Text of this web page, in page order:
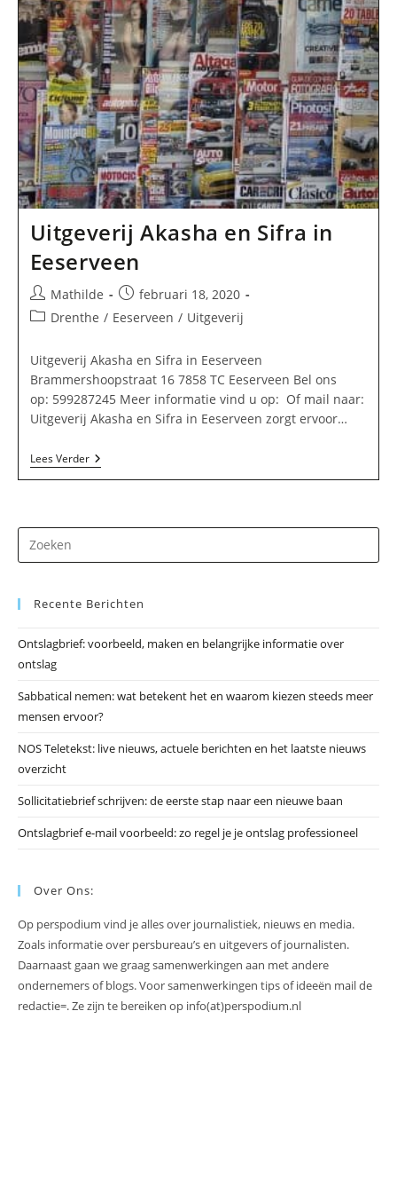
Uitgeverij Akasha en Sifra in
Eeserveen
Bericht
auteur:
Mathilde
Bericht
gepubliceerd
februari 18, 2020
Berichtcategorie:
Drenthe / Eeserveen / Uitgeverij
Uitgeverij Akasha en Sifra in Eeserveen
Brammershoopstraat 16 7858 TC Eeserveen Bel ons
op: 599287245 Meer informatie vind u op: Of mail naar:
Uitgeverij Akasha en Sifra in Eeserveen zorgt ervoor…
Lees VerderUitgeverij
Akasha
Eeserveen
op
Recente Berichten
Ontslagbrief: voorbeeld, maken en belangrijke informatie over
ontslag
Sabbatical nemen: wat betekent het en waarom kiezen steeds meer
mensen ervoor?
NOS Teletekst: live nieuws, actuele berichten en het laatste nieuws
overzicht
Sollicitatiebrief schrijven: de eerste stap naar een nieuwe baan
Ontslagbrief e-mail voorbeeld: zo regel je je ontslag professioneel
Over Ons:
Op perspodium vind je alles over journalistiek, nieuws en media.
Zoals informatie over persbureau’s en uitgevers of journalisten.
Daarnaast gaan we graag samenwerkingen aan met andere
ondernemers of blogs. Voor samenwerkingen tips of ideeën mail de
redactie=. Ze zijn te bereiken op info(at)perspodium.nl